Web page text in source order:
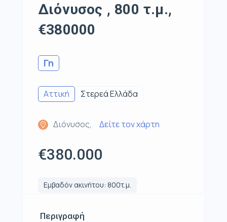
Διόνυσος , 800 τ.μ.,
€380000
Γη
Αττική Στερεά Ελλάδα
Διόνυσος, Δείτε τον χάρτη
€380.000
Εμβαδόν ακινήτου: 800τ.μ.
Περιγραφή